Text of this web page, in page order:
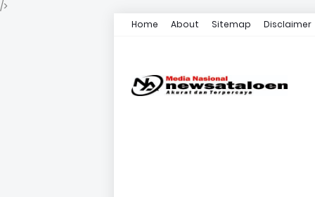
/>
Home About Sitemap Disclaimer